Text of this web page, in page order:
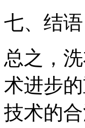
七、结语
总之，
术进步
技术的